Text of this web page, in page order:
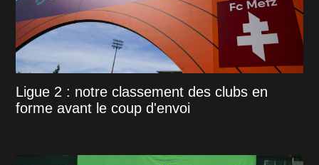
Ligue 2 : notre classement des clubs en
forme avant le coup d'envoi